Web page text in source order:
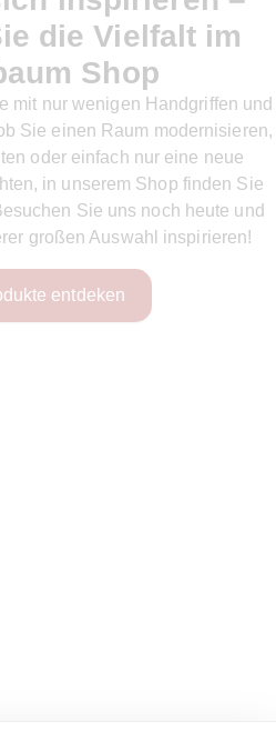
die Vielfalt im
Shop
mit nur wenigen Handgriffen und
Sie einen Raum modernisieren,
oder einfach nur eine neue
in unserem Shop finden Sie
Sie uns noch heute und
großen Auswahl inspirieren!
entdeken